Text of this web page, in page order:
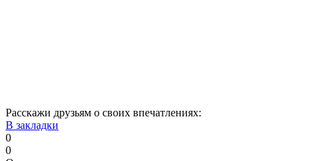
Расскажи друзьям о своих впечатлениях:
В закладки
0
0